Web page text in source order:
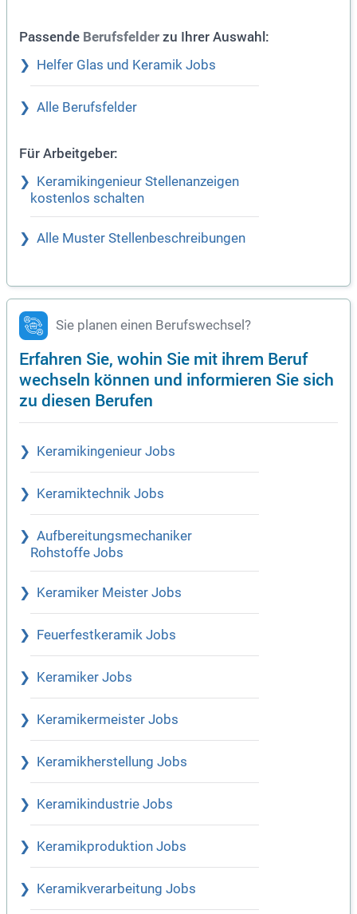
Passende Berufsfelder zu Ihrer Auswahl:
Helfer Glas und Keramik Jobs
Alle Berufsfelder
Für Arbeitgeber:
Keramikingenieur Stellenanzeigen
kostenlos schalten
Alle Muster Stellenbeschreibungen
Sie planen einen Berufswechsel?
Erfahren Sie, wohin Sie mit ihrem Beruf
wechseln können und informieren Sie sich
zu diesen Berufen
Keramikingenieur Jobs
Keramiktechnik Jobs
Aufbereitungsmechaniker
Rohstoffe Jobs
Keramiker Meister Jobs
Feuerfestkeramik Jobs
Keramiker Jobs
Keramikermeister Jobs
Keramikherstellung Jobs
Keramikindustrie Jobs
Keramikproduktion Jobs
Keramikverarbeitung Jobs